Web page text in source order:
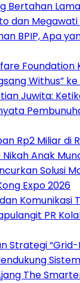
Bertahan Lama
dan
BPIP, Apa
Foundation
Withus”
Juwita:
Rp2 Miliar di
Nikah Anak
Solusi
Expo 2026
Komunikasi
PR
Strategi
The